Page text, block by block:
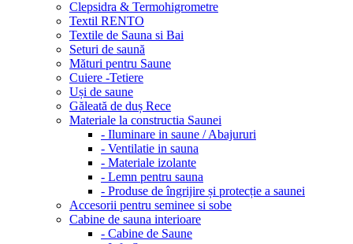
Clepsidra & Termohigrometre
Textil RENTO
Textile de Sauna si Bai
Seturi de saună
Mături pentru Saune
Cuiere -Tetiere
Uși de saune
Găleată de duș Rece
Materiale la constructia Saunei
- Iluminare in saune / Abajururi
- Ventilatie in sauna
- Materiale izolante
- Lemn pentru sauna
- Produse de îngrijire și protecție a saunei
Accesorii pentru seminee si sobe
Cabine de sauna interioare
- Cabine de Saune